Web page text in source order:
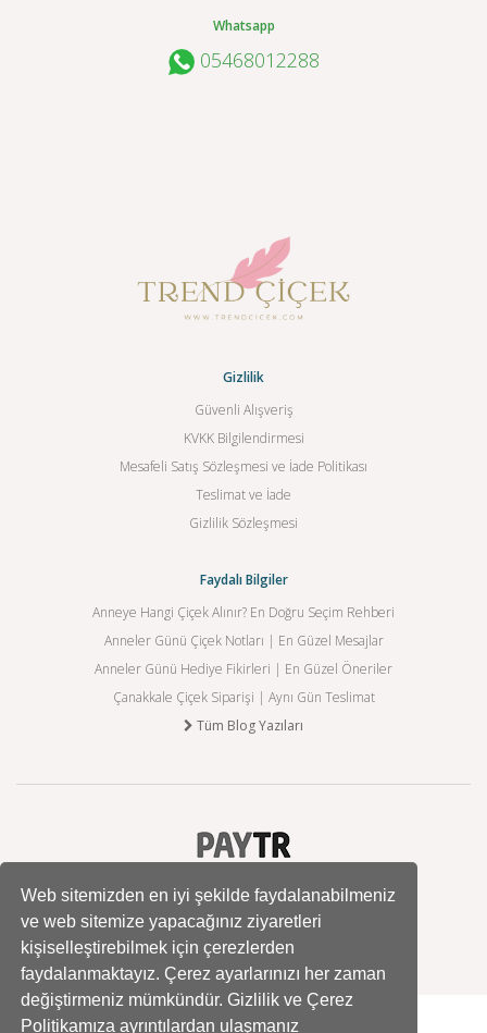
Web sitemizden en iyi şekilde faydalanabilmeniz
ve web sitemize yapacağınız ziyaretleri
kişiselleştirebilmek için çerezlerden
faydalanmaktayız. Çerez ayarlarınızı her zaman
değiştirmeniz mümkündür. Gizlilik ve Çerez
Politikamıza ayrıntılardan ulaşmanız
Whatsapp
05468012288
Gizlilik
Güvenli Alışveriş
KVKK Bilgilendirmesi
Mesafeli Satış Sözleşmesi ve İade Politikası
Teslimat ve İade
Gizlilik Sözleşmesi
Faydalı Bilgiler
Anneye Hangi Çiçek Alınır? En Doğru Seçim Rehberi
Anneler Günü Çiçek Notları | En Güzel Mesajlar
Anneler Günü Hediye Fikirleri | En Güzel Öneriler
Çanakkale Çiçek Siparişi | Aynı Gün Teslimat
Tüm Blog Yazıları